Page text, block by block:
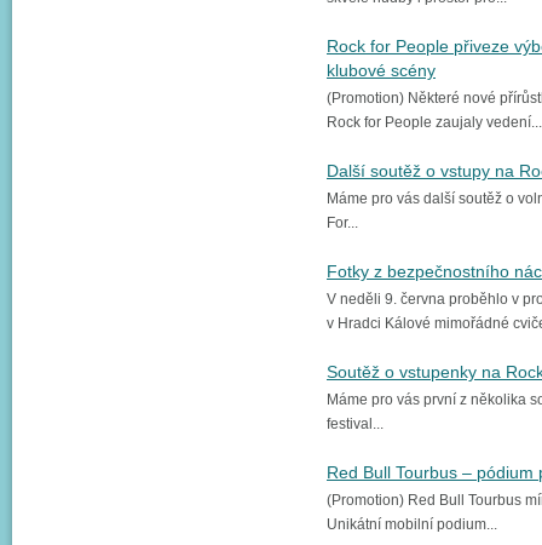
Rock for People přiveze
klubové scény
(Promotion) Některé nové
Rock for People zaujaly vedení...
Další soutěž o vstupy na
Máme pro vás další soutěž o
For...
Fotky z bezpečnostního
V neděli 9. června proběhlo v
v Hradci Kálové mimořádné
Soutěž o vstupenky na
Máme pro vás první z několika
festival...
Red Bull Tourbus – pódium
(Promotion) Red Bull Tourbus
Unikátní mobilní podium...